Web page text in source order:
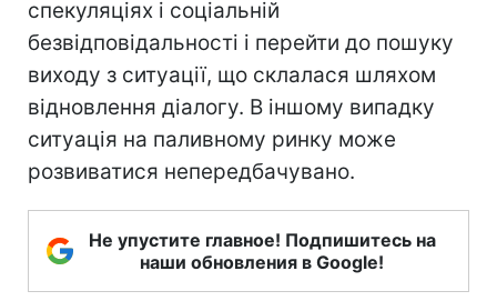
спекуляціях і соціальній
безвідповідальності і перейти до пошуку
виходу з ситуації, що склалася шляхом
відновлення діалогу. В іншому випадку
ситуація на паливному ринку може
розвиватися непередбачувано.
Не упустите главное! Подпишитесь на
наши обновления в Google!